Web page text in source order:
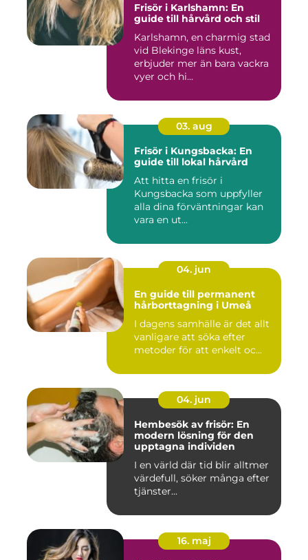
Frisör i Karlshamn: En
guide till hårvård och stil
Karlshamn, en charmig stad
vid Blekinge läns kust,
erbjuder mer än bara vackra
vyer och hi...
03. aug
Frisör i Kungsbacka: En
guide till lokal hårvård
Att hitta en frisör i
Kungsbacka som uppfyller
alla dina förväntningar kan
vara en ut...
04. jun
En guide till permanent
hårborttagning i Umeå
I dagens samhälle är det allt
vanligare att söka efter
metoder för att enkelt oc...
04. jun
Hembesök av frisör: En
modern lösning för den
upptagna individen
I en värld där tid blir alltmer
värdefull, söker många efter
tjänster...
16. maj